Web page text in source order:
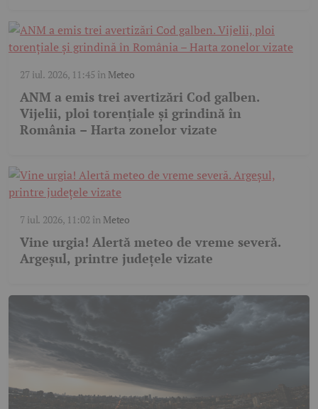
27 iul. 2026, 11:45 în Meteo
ANM a emis trei avertizări Cod galben.
Vijelii, ploi torențiale și grindină în
România – Harta zonelor vizate
7 iul. 2026, 11:02 în Meteo
Vine urgia! Alertă meteo de vreme severă.
Argeșul, printre județele vizate